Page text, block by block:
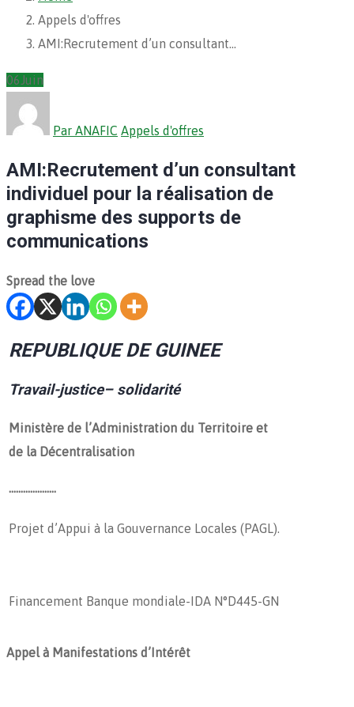
Appels d'offres
AMI:Recrutement d’un consultant…
06 Juin
Par ANAFIC Appels d'offres
AMI:Recrutement d’un consultant
individuel pour la réalisation de
graphisme des supports de
communications
Spread the love
REPUBLIQUE DE GUINEE
Travail-justice– solidarité
Ministère de l’Administration du Territoire et
de la Décentralisation
………………..
Projet d’Appui à la Gouvernance Locales (PAGL).
Financement Banque mondiale-IDA N°D445-GN
Appel à Manifestations d’Intérêt